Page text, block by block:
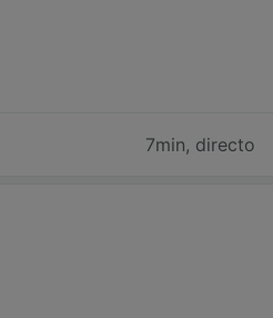
7min, directo